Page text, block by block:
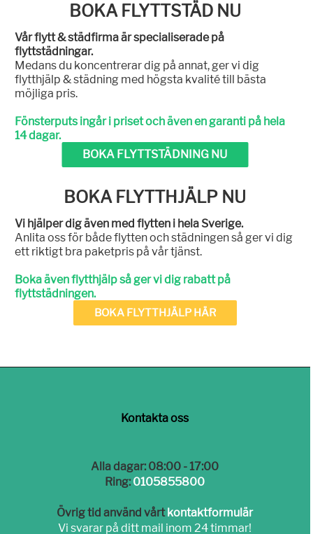
BOKA FLYTTSTÄD NU
Vår flytt & städfirma är specialiserade på
flyttstädningar.
Medans du koncentrerar dig på annat, ger vi dig
flytthjälp & städning med högsta kvalité till bästa
möjliga pris.
Fönsterputs ingår i priset och även en garanti på hela
14 dagar.
BOKA FLYTTSTÄDNING NU
BOKA FLYTTHJÄLP NU
Vi hjälper dig även med flytten i hela Sverige.
Anlita oss för både flytten och städningen så ger vi dig
ett riktigt bra paketpris på vår tjänst.
Boka även flytthjälp så ger vi dig rabatt på
flyttstädningen.
BOKA FLYTTHJÄLP HÄR
Kontakta oss
Alla dagar: 08:00 - 17:00
Ring: 0105855800
Övrig tid använd vårt kontaktformulär
Vi svarar på ditt mail inom 24 timmar!